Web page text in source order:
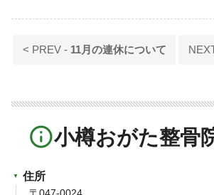
< PREV - 11月の連休について
info_outline小樽おがた整骨
住所
〒047-0024